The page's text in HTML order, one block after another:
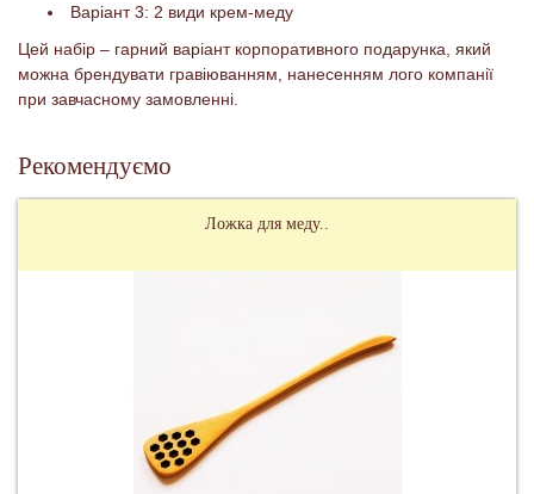
Варіант 3: 2 види крем-меду
Цей набір – гарний варіант корпоративного подарунка, який
можна брендувати гравіюванням, нанесенням лого компанії
при завчасному замовленні.
Рекомендуємо
Ложка для меду..